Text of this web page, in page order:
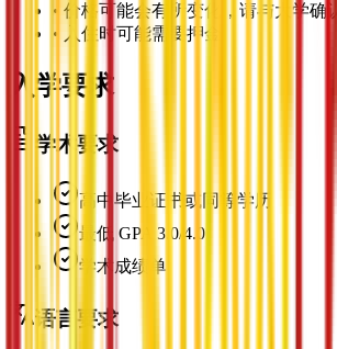
• 价格可能会有所变化，请与大学确认
• 入住时可能需要押金
入学要求
学术要求
高中毕业证书或同等学历
最低 GPA 3.0/4.0
学术成绩单
语言要求